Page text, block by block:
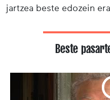
jartzea beste edozein
Beste